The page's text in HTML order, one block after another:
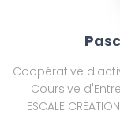
Coopérative
Coursive
ESCALE